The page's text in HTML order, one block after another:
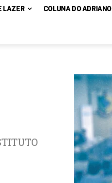
LAZER COLUNA DO ADRIANO